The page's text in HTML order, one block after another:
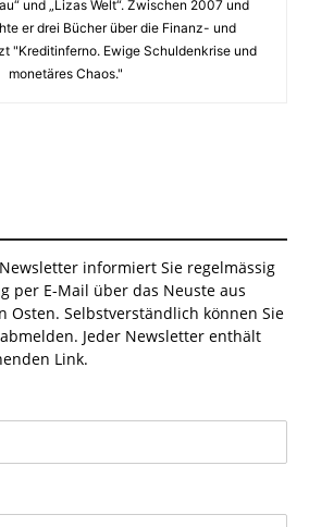
und „Lizas Welt“. Zwischen 2007 und
er drei Bücher über die Finanz- und
"Kreditinferno. Ewige Schuldenkrise und
monetäres Chaos."
informiert Sie regelmässig
per E-Mail über das Neuste aus
Osten. Selbstverständlich können Sie
Jeder Newsletter enthält
Link.